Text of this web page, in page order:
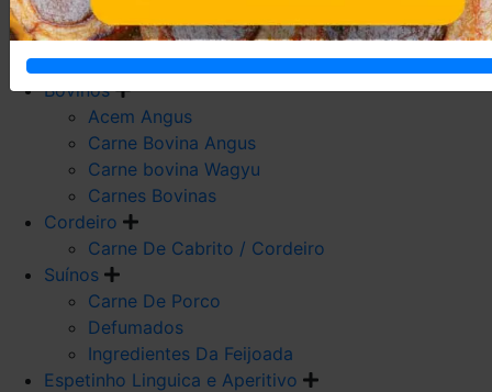
Carne De Frango
Carne De Galeto
Codorna
Bovinos
Acem Angus
Carne Bovina Angus
Carne bovina Wagyu
Carnes Bovinas
Cordeiro
Carne De Cabrito / Cordeiro
Suínos
Carne De Porco
Defumados
Ingredientes Da Feijoada
Espetinho Linguica e Aperitivo